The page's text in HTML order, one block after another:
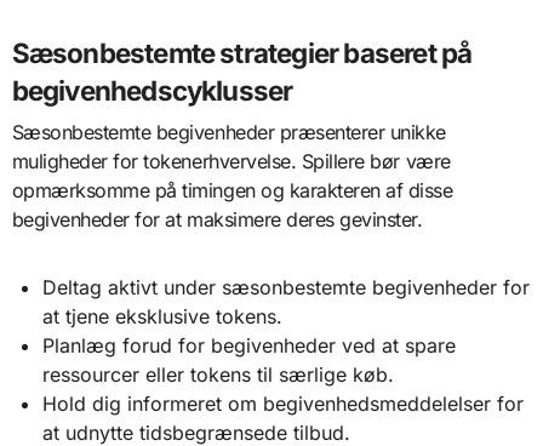
Sæsonbestemte strategier baseret på
begivenhedscyklusser
Sæsonbestemte begivenheder præsenterer unikke
muligheder for tokenerhvervelse. Spillere bør være
opmærksomme på timingen og karakteren af disse
begivenheder for at maksimere deres gevinster.
Deltag aktivt under sæsonbestemte begivenheder for
at tjene eksklusive tokens.
Planlæg forud for begivenheder ved at spare
ressourcer eller tokens til særlige køb.
Hold dig informeret om begivenhedsmeddelelser for
at udnytte tidsbegrænsede tilbud.